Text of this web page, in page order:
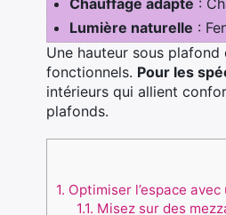
Chauffage adapté :
Lumière naturelle :
Une hauteur sous
fonctionnels. Pour les
intérieurs qui allient
plafonds.
1. Optimiser l’espace
1.1. Misez sur des